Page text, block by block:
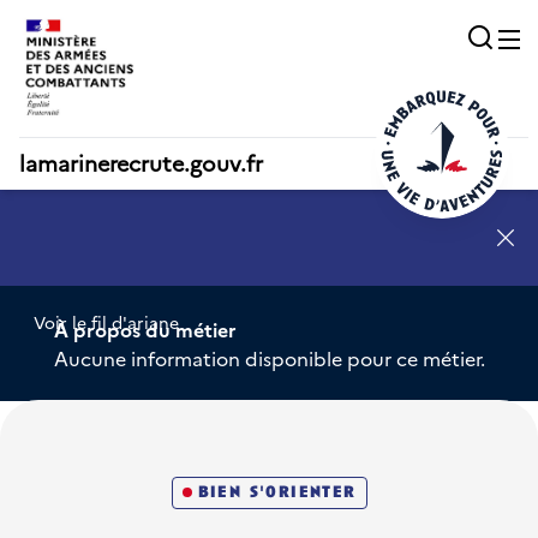
lamarinerecrute.gouv.fr
Voir le fil d'ariane
À propos du métier
Aucune information disponible pour ce métier.
bien s'orienter